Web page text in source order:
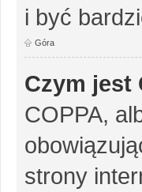
i być
Góra
Czym jest
COPPA,
strony